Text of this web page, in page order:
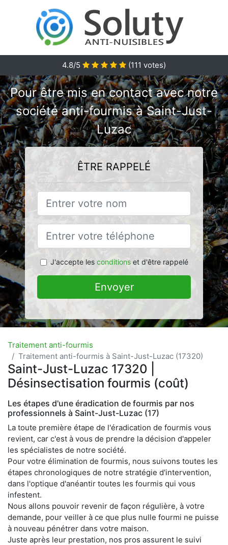
4.8/5 (111 votes)
Pour être mis en contact avec notre
société anti-fourmis à Saint-Just-
Luzac
ÊTRE RAPPELÉ
J'accepte les conditionset d'être rappelé
Envoyer
Traitement anti-fourmis
Traitement anti-fourmis à Saint-Just-Luzac (17320)
Saint-Just-Luzac 17320 |
Désinsectisation fourmis (coût)
Les étapes d'une éradication de fourmis par nos
professionnels à Saint-Just-Luzac (17)
La toute première étape de l'éradication de fourmis vous
revient, car c'est à vous de prendre la décision d'appeler
les spécialistes de notre société.
Pour votre élimination de fourmis, nous suivons toutes les
étapes chronologiques de notre stratégie d'intervention,
dans l'optique d'anéantir toutes les fourmis qui vous
infestent.
Nous allons pouvoir revenir de façon régulière, à votre
demande, pour veiller à ce que plus nulle fourmi ne puisse
à nouveau pénétrer dans votre maison.
Juste après leur prestation, nos pros assurent le suivi